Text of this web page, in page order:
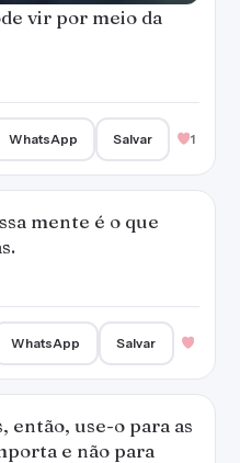
vir por meio da
WhatsApp Salvar 1
mente é o que
WhatsApp Salvar
então, use-o para as
e não para